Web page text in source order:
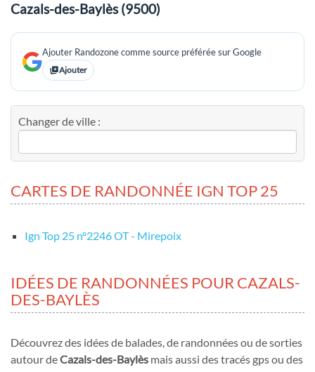
Cazals-des-Baylès (9500)
Ajouter Randozone comme source préférée sur Google
Ajouter
Changer de ville :
CARTES DE RANDONNÉE IGN TOP 25
Ign Top 25 nº2246 OT - Mirepoix
IDÉES DE RANDONNÉES POUR CAZALS-
DES-BAYLÈS
Découvrez des idées de balades, de randonnées ou de sorties
autour deCazals-des-Baylès mais aussi des tracés gps ou des